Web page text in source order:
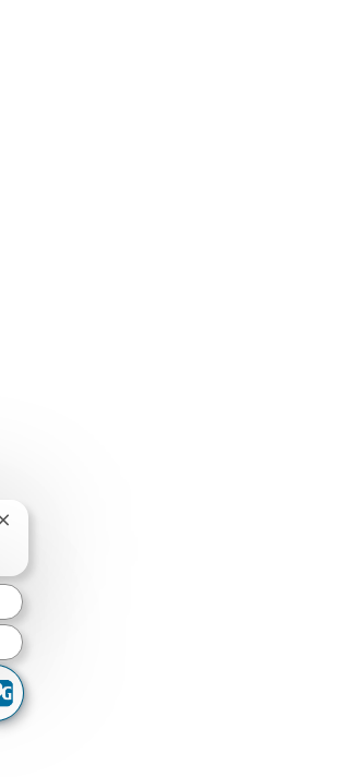
Închideți notificarea chatbot-ului